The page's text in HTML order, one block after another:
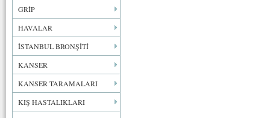
GRİP
HAVALAR
İSTANBUL BRONŞİTİ
KANSER
KANSER TARAMALARI
KIŞ HASTALIKLARI